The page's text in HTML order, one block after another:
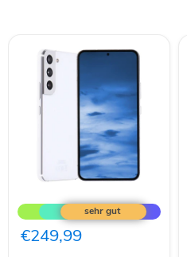
Galaxy
S22
5G
Dual-
€249,99